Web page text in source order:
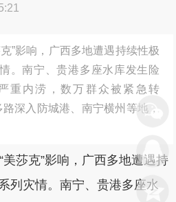
”影响，广西多地遭遇持续性极
。南宁、贵港多座水库发生险
重内涝，数万群众被紧急转
深入防城港、南宁横州等地，
莎克”影响，广西多地遭遇持
列灾情。南宁、贵港多座水